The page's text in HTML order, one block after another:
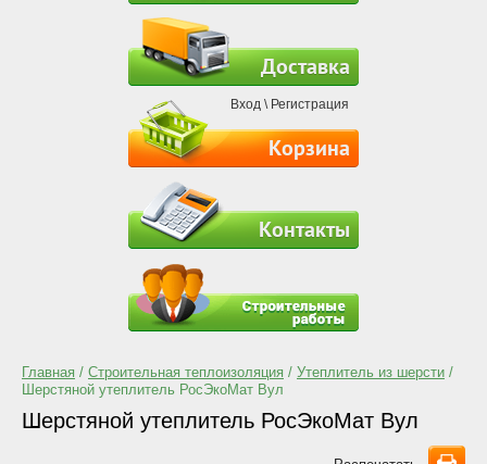
Доставка
Корзина
Контакты
Вход\ Регистрация
Главная / Строительная теплоизоляция / Утеплитель из шерсти /
Шерстяной утеплитель РосЭкоМат Вул
Шерстяной утеплитель РосЭкоМат Вул